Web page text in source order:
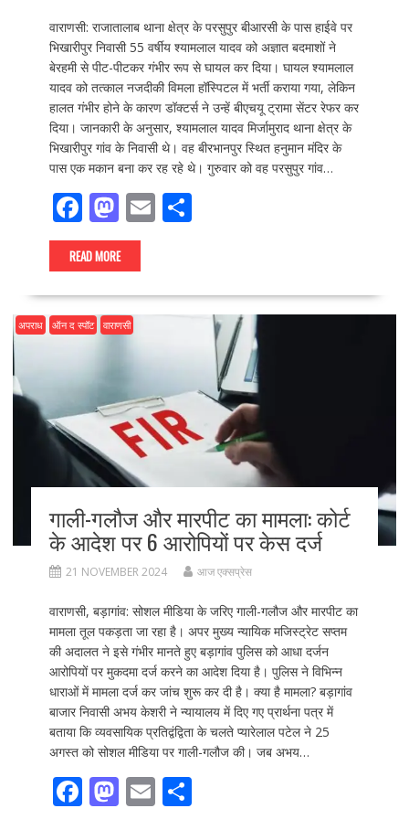
वाराणसी: राजातालाब थाना क्षेत्र के परसुपुर बीआरसी के पास हाईवे पर
भिखारीपुर निवासी 55 वर्षीय श्यामलाल यादव को अज्ञात बदमाशों ने
बेरहमी से पीट-पीटकर गंभीर रूप से घायल कर दिया। घायल श्यामलाल
यादव को तत्काल नजदीकी विमला हॉस्पिटल में भर्ती कराया गया, लेकिन
हालत गंभीर होने के कारण डॉक्टर्स ने उन्हें बीएचयू ट्रामा सेंटर रेफर कर
दिया। जानकारी के अनुसार, श्यामलाल यादव मिर्जामुराद थाना क्षेत्र के
भिखारीपुर गांव के निवासी थे। वह बीरभानपुर स्थित हनुमान मंदिर के
पास एक मकान बना कर रह रहे थे। गुरुवार को वह परसुपुर गांव…
F
ac
e
b
o
o
k
M
as
to
d
o
n
E
l
S
e
READ MORE
अपराध ऑन द स्पॉट वाराणसी
गाली-गलौज और मारपीट का मामला: कोर्ट
के आदेश पर 6 आरोपियों पर केस दर्ज
21 NOVEMBER 2024 आज एक्सप्रेस
वाराणसी, बड़ागांव: सोशल मीडिया के जरिए गाली-गलौज और मारपीट का
मामला तूल पकड़ता जा रहा है। अपर मुख्य न्यायिक मजिस्ट्रेट सप्तम
की अदालत ने इसे गंभीर मानते हुए बड़ागांव पुलिस को आधा दर्जन
आरोपियों पर मुकदमा दर्ज करने का आदेश दिया है। पुलिस ने विभिन्न
धाराओं में मामला दर्ज कर जांच शुरू कर दी है। क्या है मामला? बड़ागांव
बाजार निवासी अभय केशरी ने न्यायालय में दिए गए प्रार्थना पत्र में
बताया कि व्यवसायिक प्रतिद्वंद्विता के चलते प्यारेलाल पटेल ने 25
अगस्त को सोशल मीडिया पर गाली-गलौज की। जब अभय…
F M E S